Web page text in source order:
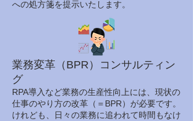
への処方箋を提示いたします。
業務変革（BPR）コンサルティン
グ
RPA導入など業務の生産性向上には、現状の
仕事のやり方の改革（＝BPR）が必要です。
けれども、日々の業務に追われて時間もなけ